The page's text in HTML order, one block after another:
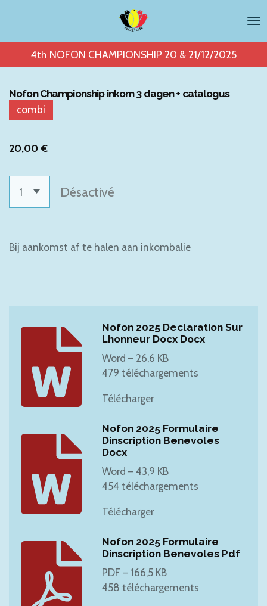
contenu
principal4th NOFON CHAMPIONSHIP 20 & 21/12/2025
Nofon Championship inkom 3 dagen + catalogus
combi
20,00 €
Désactivé
Bij aankomst af te halen aan inkombalie
Nofon 2025 Declaration Sur
Lhonneur Docx Docx
Word – 26,6 KB
479 téléchargements
Télécharger
Nofon 2025 Formulaire
Dinscription Benevoles
Docx
Word – 43,9 KB
454 téléchargements
Télécharger
Nofon 2025 Formulaire
Dinscription Benevoles Pdf
PDF – 166,5 KB
458 téléchargements